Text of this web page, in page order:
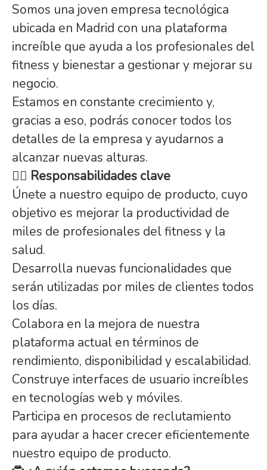
Somos una joven empresa tecnológica
ubicada en Madrid con una plataforma
increíble que ayuda a los profesionales del
fitness y bienestar a gestionar y mejorar su
negocio.
Estamos en constante crecimiento y,
gracias a eso, podrás conocer todos los
detalles de la empresa y ayudarnos a
alcanzar nuevas alturas.
🏋️‍♀️ Responsabilidades clave
Únete a nuestro equipo de producto, cuyo
objetivo es mejorar la productividad de
miles de profesionales del fitness y la
salud.
Desarrolla nuevas funcionalidades que
serán utilizadas por miles de clientes todos
los días.
Colabora en la mejora de nuestra
plataforma actual en términos de
rendimiento, disponibilidad y escalabilidad.
Construye interfaces de usuario increíbles
en tecnologías web y móviles.
Participa en procesos de reclutamiento
para ayudar a hacer crecer eficientemente
nuestro equipo de producto.